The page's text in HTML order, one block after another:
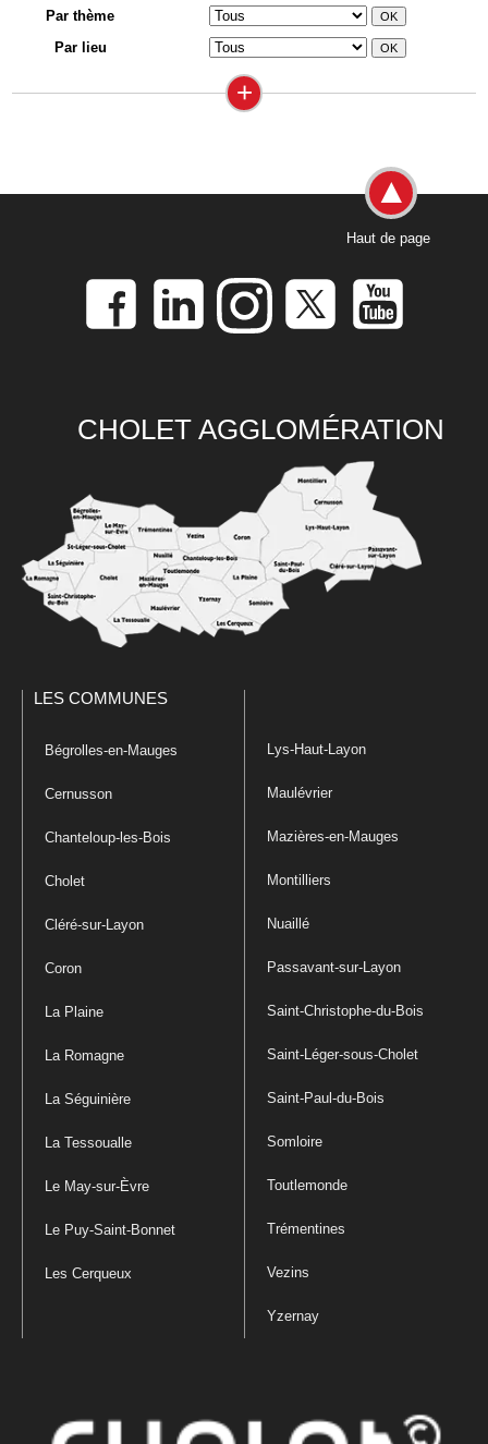
Par thème
Par lieu
+
Haut de page
CHOLET AGGLOMÉRATION
LES COMMUNES
Bégrolles-en-Mauges
Cernusson
Chanteloup-les-Bois
Cholet
Cléré-sur-Layon
Coron
La Plaine
La Romagne
La Séguinière
La Tessoualle
Le May-sur-Èvre
Le Puy-Saint-Bonnet
Les Cerqueux
Lys-Haut-Layon
Maulévrier
Mazières-en-Mauges
Montilliers
Nuaillé
Passavant-sur-Layon
Saint-Christophe-du-Bois
Saint-Léger-sous-Cholet
Saint-Paul-du-Bois
Somloire
Toutlemonde
Trémentines
Vezins
Yzernay